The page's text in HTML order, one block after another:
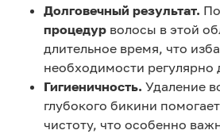
Долговечный результат.
процедур волосы в этой
длительное время, что
необходимости регулярно
Гигиеничность. Удаление
глубокого бикини
чистоту, что особенно